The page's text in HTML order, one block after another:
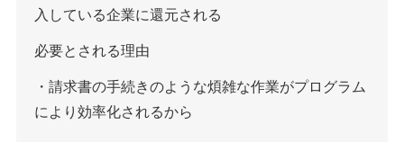
入している企業に還元される
必要とされる理由
・請求書の手続きのような煩雑な作業がプログラム
により効率化されるから